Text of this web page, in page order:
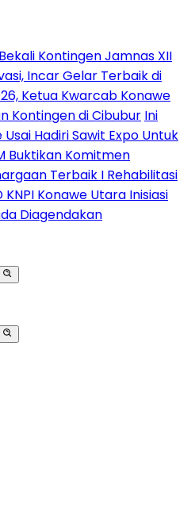
Kontingen Jamnas XII
Incar Gelar Terbaik di
Ketua Kwarcab Konawe
Kontingen di Cibubur Ini
Hadiri Sawit Expo Untuk
Buktikan Komitmen
Terbaik I Rehabilitasi
Konawe Utara Inisiasi
Diagendakan